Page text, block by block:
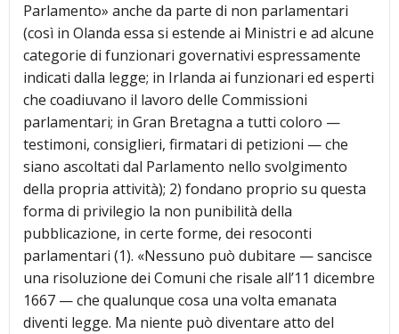
Parlamento» anche da parte di non parlamentari
(così in Olanda essa si estende ai Ministri e ad alcune
categorie di funzionari governativi espressamente
indicati dalla legge; in Irlanda ai funzionari ed esperti
che coadiuvano il lavoro delle Commissioni
parlamentari; in Gran Bretagna a tutti coloro —
testimoni, consiglieri, firmatari di petizioni — che
siano ascoltati dal Parlamento nello svolgimento
della propria attività); 2) fondano proprio su questa
forma di privilegio la non punibilità della
pubblicazione, in certe forme, dei resoconti
parlamentari (1). «Nessuno può dubitare — sancisce
una risoluzione dei Comuni che risale all’11 dicembre
1667 — che qualunque cosa una volta emanata
diventi legge. Ma niente può diventare atto del